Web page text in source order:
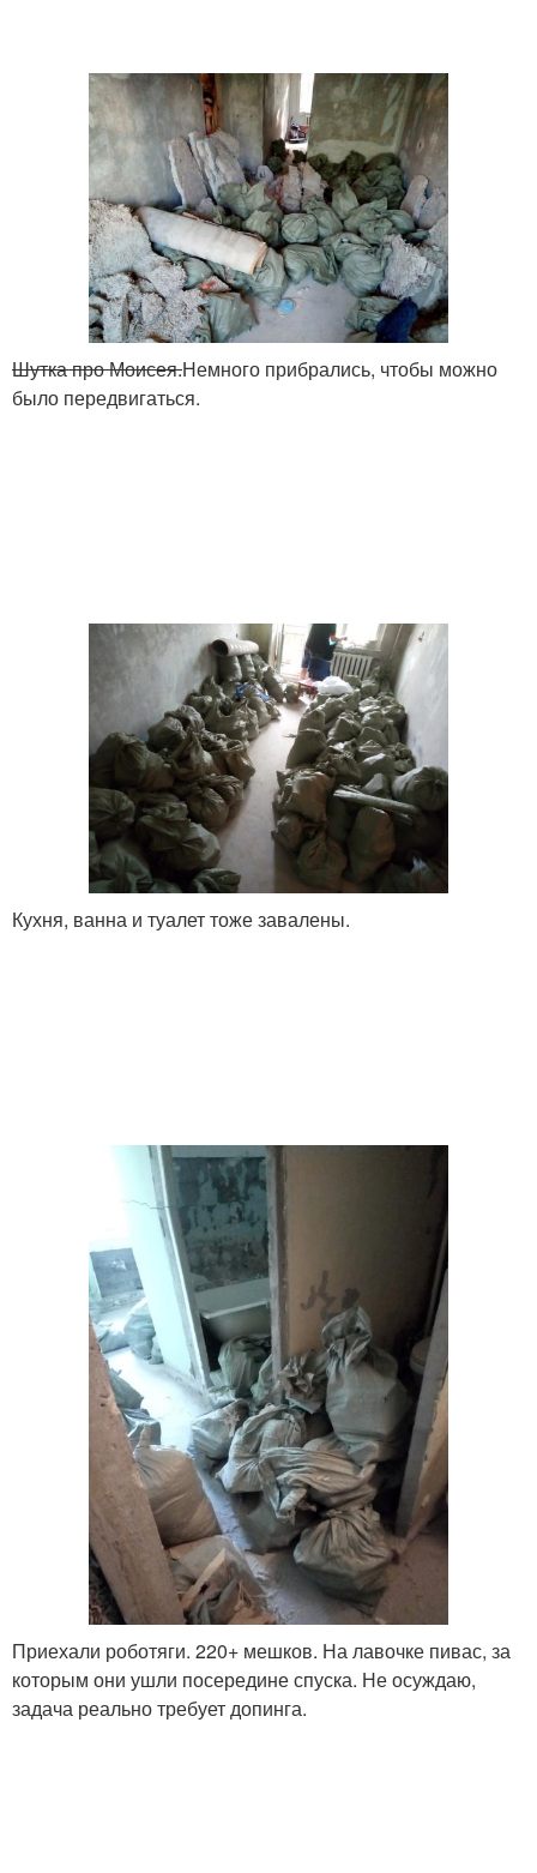
Шутка про Моисея.Немного прибрались, чтобы можно
было передвигаться.
Кухня, ванна и туалет тоже завалены.
Приехали роботяги. 220+ мешков. На лавочке пивас, за
которым они ушли посередине спуска. Не осуждаю,
задача реально требует допинга.